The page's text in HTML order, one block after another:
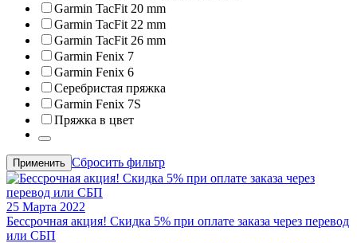
Garmin TacFit 20 mm
Garmin TacFit 22 mm
Garmin TacFit 26 mm
Garmin Fenix 7
Garmin Fenix 6
Серебристая пряжка
Garmin Fenix 7S
Пряжка в цвет
Применить Сбросить фильтр
25 Марта 2022
Бессрочная акция! Скидка 5% при оплате заказа через перевод
или СБП